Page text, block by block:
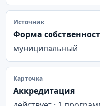
Источник
Форма
муниципальный
Карточка
Аккредитация